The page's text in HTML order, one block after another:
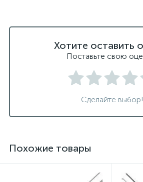
Хотите оставить
Поставьте свою
Сделайте выбор!
Похожие товары